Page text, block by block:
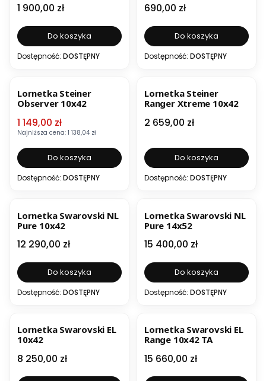
Cena
1 900,00 zł
Do koszyka
Dostępność: DOSTĘPNY
Cena
690,00 zł
Do koszyka
Dostępność: DOSTĘPNY
Lornetka Steiner
Observer 10x42
Cena promocyjna
1 149,00 zł
Najniższa cena: 1 138,04 zł
Do koszyka
Dostępność: DOSTĘPNY
Lornetka Steiner
Ranger Xtreme 10x42
Cena
2 659,00 zł
Do koszyka
Dostępność: DOSTĘPNY
Lornetka Swarovski NL
Pure 10x42
Cena
12 290,00 zł
Do koszyka
Dostępność: DOSTĘPNY
Lornetka Swarovski NL
Pure 14x52
Cena
15 400,00 zł
Do koszyka
Dostępność: DOSTĘPNY
Lornetka Swarovski EL
10x42
Cena
8 250,00 zł
Lornetka Swarovski EL
Range 10x42 TA
Cena
15 660,00 zł